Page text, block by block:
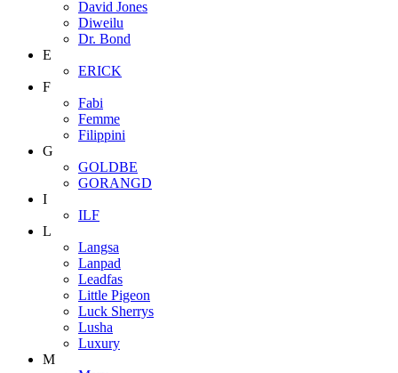
David Jones
Diweilu
Dr. Bond
E
ERICK
F
Fabi
Femme
Filippini
G
GOLDBE
GORANGD
I
ILF
L
Langsa
Lanpad
Leadfas
Little Pigeon
Luck Sherrys
Lusha
Luxury
M